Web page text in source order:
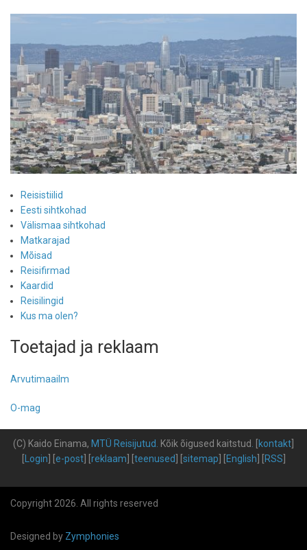
Reisistiilid
Eesti sihtkohad
Välismaa sihtkohad
Matkarajad
Mõisad
Reisifirmad
Kaardid
Reisilingid
Kus ma olen?
Toetajad ja reklaam
Arvutimaailm
O-mag
(C) Kaido Einama, MTÜ Reisijutud Kõik õigused kaitstud kontakt
Login e-post] [ reklaam teenused sitemap English RSS
Copyright 2026. All rights reserved
Designed by Zymphonies